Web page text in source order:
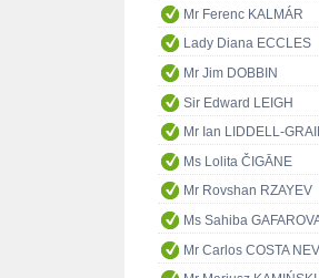
Mr Ferenc KALMÁR
Lady Diana ECCLES
Mr Jim DOBBIN
Sir Edward LEIGH
Mr Ian LIDDELL-
Ms Lolita ČIGĀNE
Mr Rovshan RZAYEV
Ms Sahiba
Mr Carlos COSTA